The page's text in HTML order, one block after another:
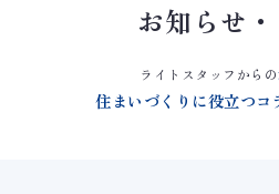
お知らせ
ライトスタッフからの
住まいづくりに役立つコ